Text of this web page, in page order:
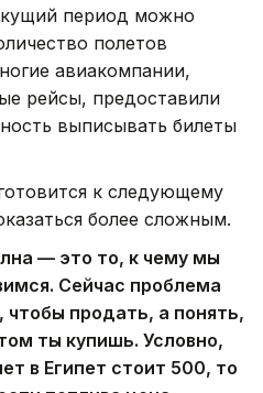
период можно
полетов
авиакомпании,
рейсы, предоставили
выписывать билеты
к следующему
более сложным.
— это то, к чему мы
Сейчас проблема
чтобы продать, а понять,
ты купишь. Условно,
в Египет стоит 500, то